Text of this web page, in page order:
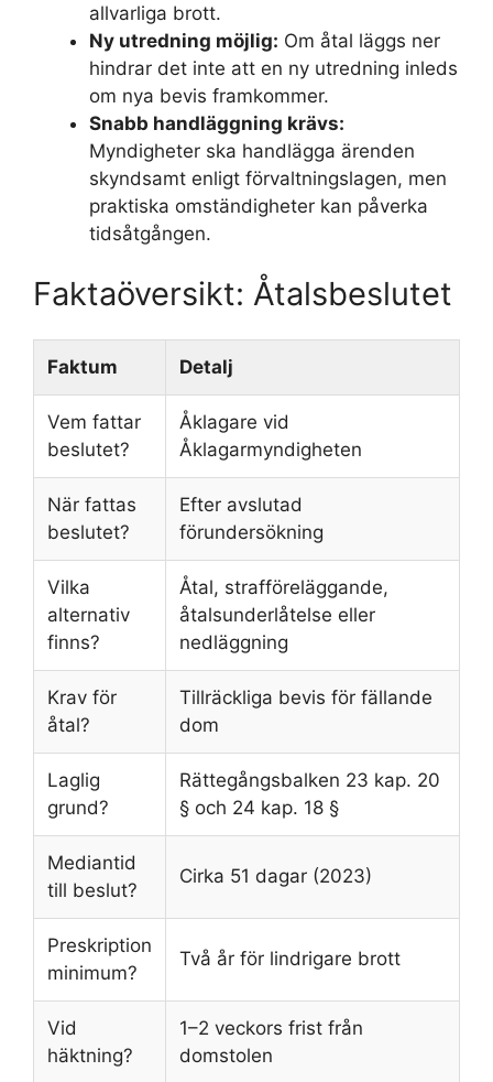
allvarliga brott.
Ny utredning möjlig: Om åtal läggs ner
hindrar det inte att en ny utredning inleds
om nya bevis framkommer.
Snabb handläggning krävs:
Myndigheter ska handlägga ärenden
skyndsamt enligt förvaltningslagen, men
praktiska omständigheter kan påverka
tidsåtgången.
Faktaöversikt: Åtalsbeslutet
Faktum Detalj
Vem fattar
beslutet?
Åklagare vid
Åklagarmyndigheten
När fattas
beslutet?
Efter avslutad
förundersökning
Vilka
alternativ
finns?
Åtal, strafföreläggande,
åtalsunderlåtelse eller
nedläggning
Krav för
åtal?
Tillräckliga bevis för fällande
dom
Laglig
grund?
Rättegångsbalken 23 kap. 20
§ och 24 kap. 18 §
Mediantid
till beslut?
Cirka 51 dagar (2023)
Preskription
minimum?
Två år för lindrigare brott
Vid
häktning?
1–2 veckors frist från
domstolen